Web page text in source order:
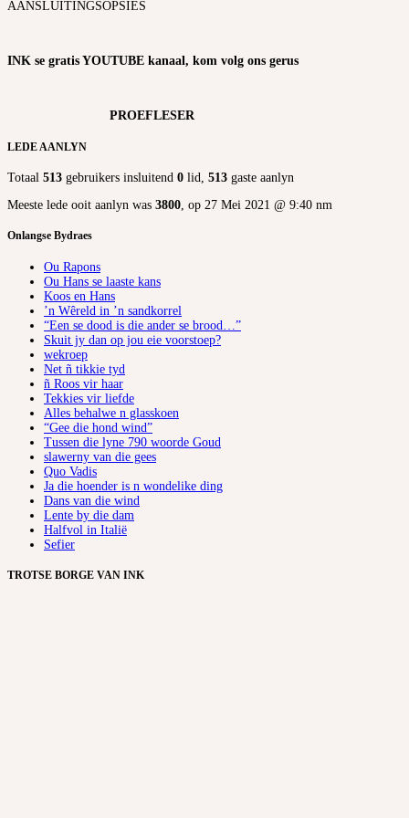
AANSLUITINGSOPSIES
INK se gratis YOUTUBE kanaal, kom volg ons gerus
PROEFLESER
LEDE AANLYN
Totaal 513 gebruikers insluitend 0 lid, 513 gaste aanlyn
Meeste lede ooit aanlyn was 3800, op 27 Mei 2021 @ 9:40 nm
Onlangse Bydraes
Ou Rapons
Ou Hans se laaste kans
Koos en Hans
’n Wêreld in ’n sandkorrel
“Een se dood is die ander se brood…”
Skuit jy dan op jou eie voorstoep?
wekroep
Net ñ tikkie tyd
ñ Roos vir haar
Tekkies vir liefde
Alles behalwe n glasskoen
“Gee die hond wind”
Tussen die lyne 790 woorde Goud
slawerny van die gees
Quo Vadis
Ja die hoender is n wondelike ding
Dans van die wind
Lente by die dam
Halfvol in Italië
Sefier
TROTSE BORGE VAN INK